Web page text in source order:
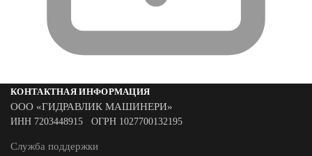
КОНТАКТНАЯ ИНФОРМАЦИЯ
ООО «ГИДРАВЛИК МАШИНЕРИ»
ИНН 7203448915 ОГРН 1027700132195
Служба поддержки